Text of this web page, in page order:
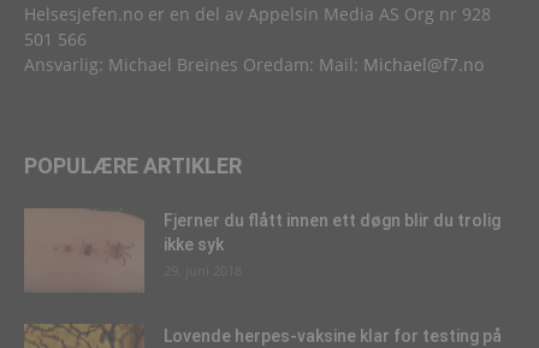
Helsesjefen.no er en del av Appelsin Media AS Org nr 928
501 566
Ansvarlig: Michael Breines Oredam: Mail: Michael@f7.no
POPULÆRE ARTIKLER
Fjerner du flått innen ett døgn blir du trolig
ikke syk
Lovende herpes-vaksine klar for testing på